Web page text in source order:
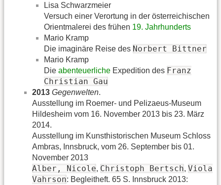
Lisa Schwarzmeier
Versuch einer Verortung in der österreichischen
Orientmalerei des frühen 19. Jahrhunderts
Mario Kramp
Die imaginäre Reise des Norbert Bittner
Mario Kramp
Die abenteuerliche Expedition des Franz
Christian Gau
2013 Gegenwelten.
Ausstellung im Roemer- und Pelizaeus-Museum
Hildesheim vom 16. November 2013 bis 23. März
2014.
Ausstellung im Kunsthistorischen Museum Schloss
Ambras, Innsbruck, vom 26. September bis 01.
November 2013
Alber, Nicole, Christoph Bertsch, Viola
Vahrson: Begleitheft. 65 S. Innsbruck 2013: